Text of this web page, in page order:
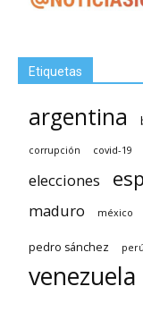
Etiquetas
argentina
corrupción covid-19
elecciones
maduro méxico
pedro sánchez perú
venezuela